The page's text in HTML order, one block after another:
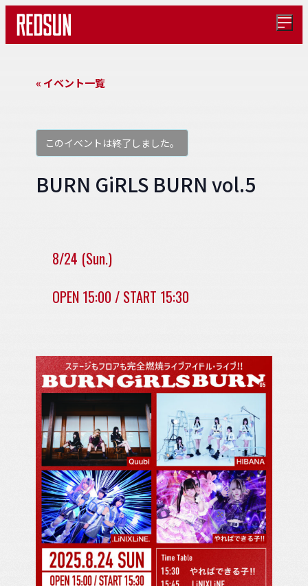
メ
« イベント一覧
このイベントは終了しました。
BURN GiRLS BURN vol.5
8/24 (Sun.)
OPEN 15:00 / START 15:30